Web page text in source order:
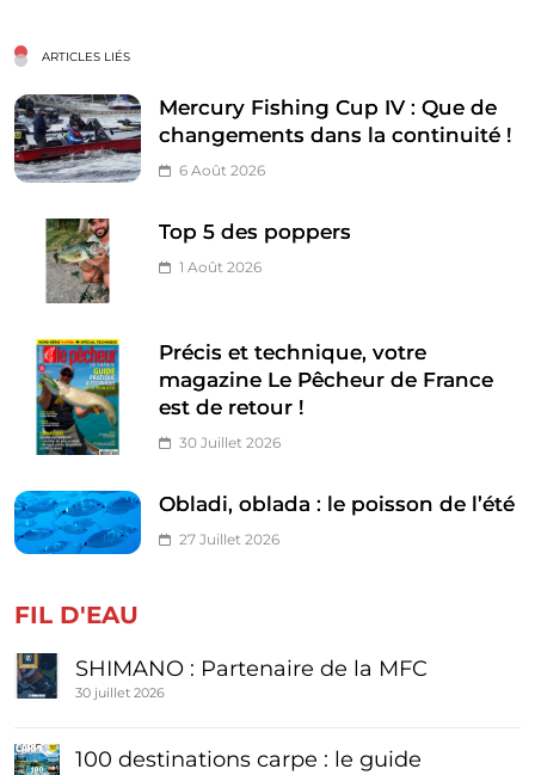
ARTICLES LIÉS
Mercury Fishing Cup IV : Que de
changements dans la continuité !
6 Août 2026
Top 5 des poppers
1 Août 2026
Précis et technique, votre
magazine Le Pêcheur de France
est de retour !
30 Juillet 2026
Obladi, oblada : le poisson de l’été
27 Juillet 2026
FIL D'EAU
SHIMANO : Partenaire de la MFC
30 juillet 2026
100 destinations carpe : le guide